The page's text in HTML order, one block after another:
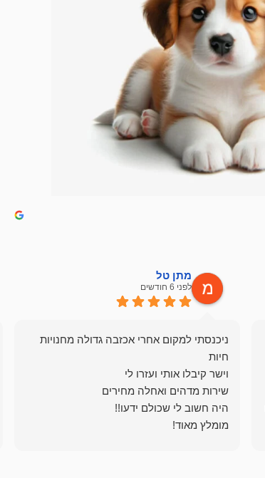
מתן טל
לפני 6 חודשים
ניכנסתי למקום אחרי אכזבה גדולה מחנויות
מומלץ מאוד!